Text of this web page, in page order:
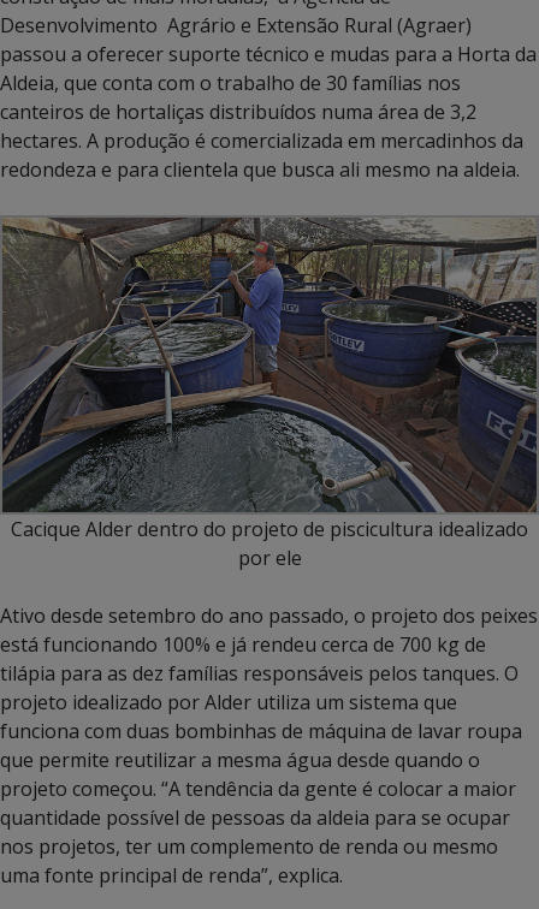
Desenvolvimento Agrário e Extensão Rural (Agraer)
passou a oferecer suporte técnico e mudas para a Horta da
Aldeia, que conta com o trabalho de 30 famílias nos
canteiros de hortaliças distribuídos numa área de 3,2
hectares. A produção é comercializada em mercadinhos da
redondeza e para clientela que busca ali mesmo na aldeia.
Cacique Alder dentro do projeto de piscicultura idealizado
por ele
Ativo desde setembro do ano passado, o projeto dos peixes
está funcionando 100% e já rendeu cerca de 700 kg de
tilápia para as dez famílias responsáveis pelos tanques. O
projeto idealizado por Alder utiliza um sistema que
funciona com duas bombinhas de máquina de lavar roupa
que permite reutilizar a mesma água desde quando o
projeto começou. “A tendência da gente é colocar a maior
quantidade possível de pessoas da aldeia para se ocupar
nos projetos, ter um complemento de renda ou mesmo
uma fonte principal de renda”, explica.